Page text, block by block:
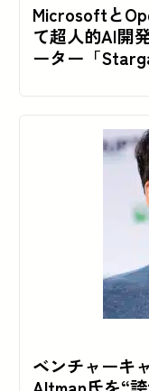
Microsoftと
て超人的AI開
ーター「
ベンチャーキ